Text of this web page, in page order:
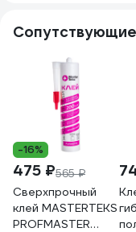
-16%
475 ₽565 ₽
Сверхпрочный
клей MASTERTEKS
PROFMASTER